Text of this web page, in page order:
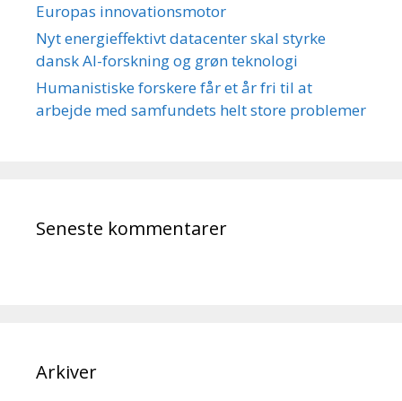
Europas innovationsmotor
Nyt energieffektivt datacenter skal styrke
dansk AI-forskning og grøn teknologi
Humanistiske forskere får et år fri til at
arbejde med samfundets helt store problemer
Seneste kommentarer
Arkiver